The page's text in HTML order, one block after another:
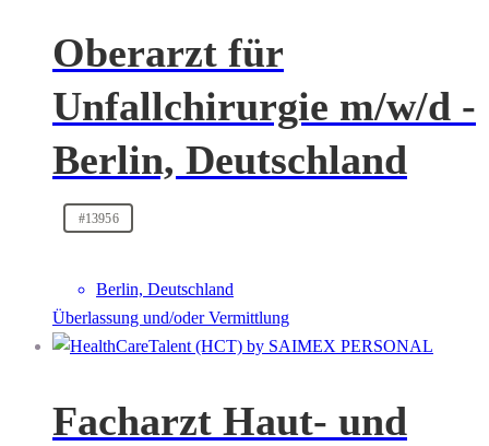
Oberarzt für
Unfallchirurgie m/w/d -
Berlin, Deutschland
#13956
Berlin, Deutschland
Überlassung und/oder Vermittlung
Facharzt Haut- und